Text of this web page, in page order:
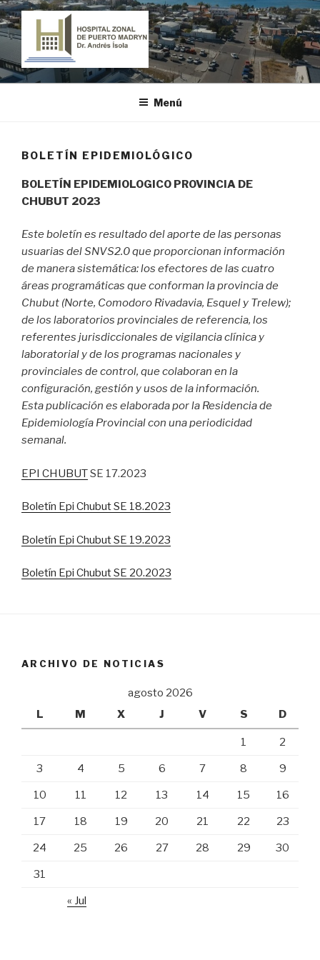
Ir
al
contenido
HOSPITAL ZONAL DE PUERTO
"Dr. Andrés Ísola"
Menú
BOLETÍN EPIDEMIOLÓGICO
BOLETÍN EPIDEMIOLOGICO PROVINCIA DE
CHUBUT 2023
Este boletín es resultado del aporte de las personas
usuarias del SNVS2.0 que proporcionan información
de manera sistemática: los efectores de las cuatro
áreas programáticas que conforman la provincia de
Chubut (Norte, Comodoro Rivadavia, Esquel y Trelew);
de los laboratorios provinciales de referencia, los
referentes jurisdiccionales de vigilancia clínica y
laboratorial y de los programas nacionales y
provinciales de control, que colaboran en la
configuración, gestión y usos de la información.
Esta publicación es elaborada por la Residencia de
Epidemiología Provincial con una periodicidad
semanal.
EPI CHUBUTSE 17.2023
Boletín Epi Chubut SE 18.2023
Boletín Epi Chubut SE 19.2023
Boletín Epi Chubut SE 20.2023
ARCHIVO DE NOTICIAS
agosto 2026
L
M X J V S D
1 2
3 4 5 6 7 8 9
10 11 12 13 14 15 16
17 18 19 20 21 22 23
24 25 26 27 28 29 30
31
« Jul